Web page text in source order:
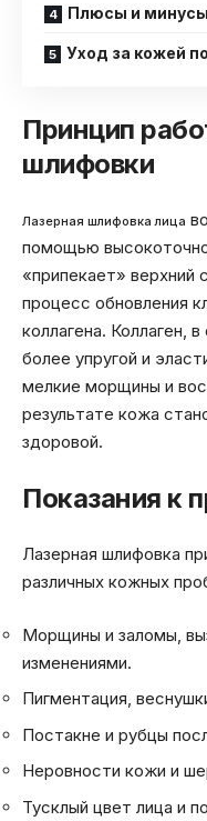
Плюсы и
Уход за кожей
Принцип
шлифовки
Лазерная шлифовка лица
помощью
«припекает» верхний
процесс обновления
коллагена. Коллаген,
более упругой и
мелкие морщины и
результате кожа
здоровой.
Показания к
Лазерная шлифовка
различных кожных
Морщины и заломы,
изменениями.
Пигментация,
Постакне и рубцы
Неровности кожи и
Тусклый цвет лица и